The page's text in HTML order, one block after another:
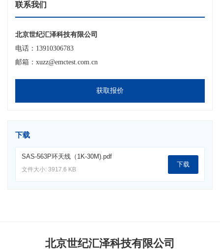
联系我们
北京世纪汇泽科技有限公司
电话：13910306783
邮箱：xuzz@emctest.com.cn
获取报价
下载
SAS-563P环天线（1K-30M).pdf
文件大小: 3917.6 KB
下载
北京世纪汇泽科技有限公司